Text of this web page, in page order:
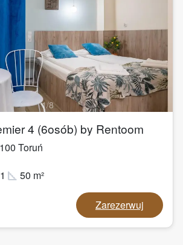
1/8
4 (6osób) by Rentoom
Toruń
1 square_foot 50 m²
Zarezerwuj